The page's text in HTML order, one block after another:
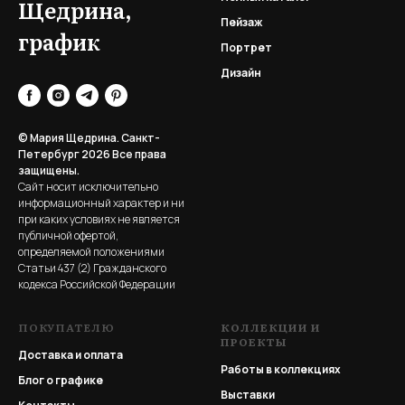
Щедрина,
график
© Мария Щедрина. Санкт-
Петербург 2026Все права
защищены.
Сайт носит исключительно
информационный характер и ни
при каких условиях не является
публичной офертой,
определяемой положениями
Статьи 437 (2) Гражданского
кодекса Российской Федерации
Пейзаж
Портрет
Дизайн
ПОКУПАТЕЛЮ
Доставка и оплата
Блог о графике
КОЛЛЕКЦИИ И
ПРОЕКТЫ
Работы в коллекциях
Выставки